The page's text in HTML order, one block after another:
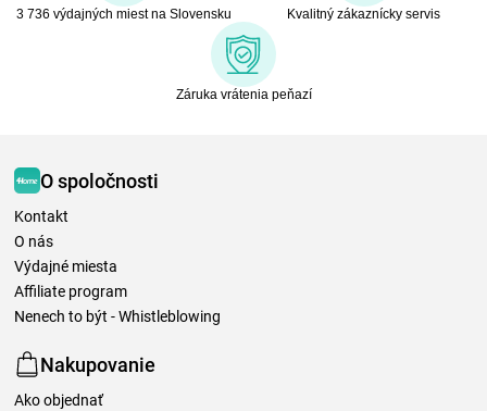
3 736 výdajných miest na Slovensku Kvalitný zákaznícky servis
Záruka vrátenia peňazí
O spoločnosti
Kontakt
O nás
Výdajné miesta
Affiliate program
Nenech to být - Whistleblowing
Nakupovanie
Ako objednať